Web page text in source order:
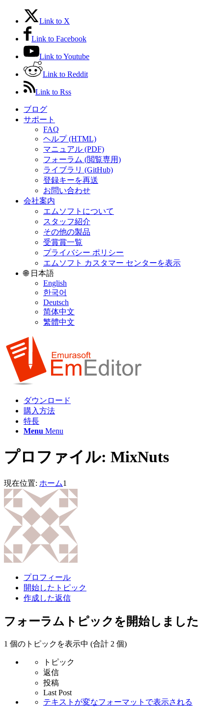
Link to X
Link to Facebook
Link to Youtube
Link to Reddit
Link to Rss
ブログ
サポート
FAQ
ヘルプ (HTML)
マニュアル (PDF)
フォーラム (閲覧専用)
ライブラリ (GitHub)
登録キーを再送
お問い合わせ
会社案内
エムソフトについて
スタッフ紹介
その他の製品
受賞賞一覧
プライバシー ポリシー
エムソフト カスタマー センターを表示
🌐 日本語
English
한국어
Deutsch
简体中文
繁體中文
ダウンロード
購入方法
特長
Menu Menu
プロファイル: MixNuts
現在位置: ホーム1
プロフィール
開始したトピック
作成した返信
フォーラムトピックを開始しました
1 個のトピックを表示中 (合計 2 個)
トピック
返信
投稿
Last Post
テキストが変なフォーマットで表示される